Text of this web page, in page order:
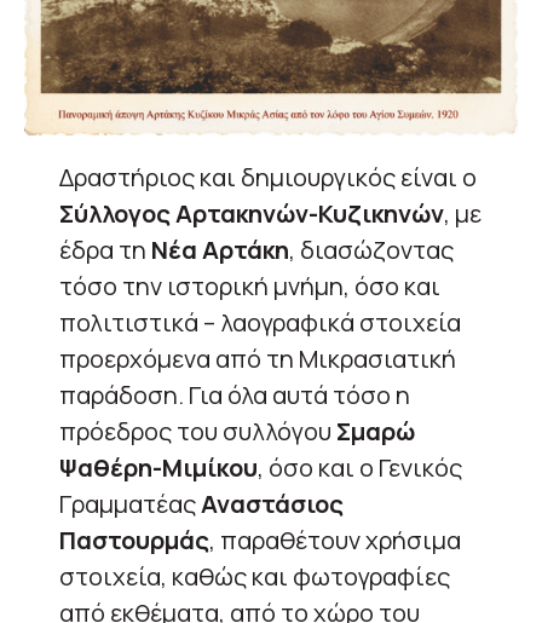
Δραστήριος και δημιουργικός είναι ο
Σύλλογος Αρτακηνών-Κυζικηνών, με
έδρα τη Νέα Αρτάκη, διασώζοντας
τόσο την ιστορική μνήμη, όσο και
πολιτιστικά – λαογραφικά στοιχεία
προερχόμενα από τη Μικρασιατική
παράδοση. Για όλα αυτά τόσο η
πρόεδρος του συλλόγου Σμαρώ
Ψαθέρη-Μιμίκου, όσο και ο Γενικός
ΓραμματέαςΑναστάσιος
Παστουρμάς, παραθέτουν χρήσιμα
στοιχεία, καθώς και φωτογραφίες
από εκθέματα, από το χώρο του